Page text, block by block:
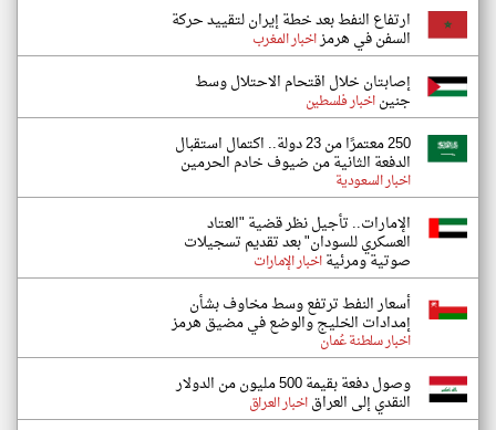
ارتفاع النفط بعد خطة إيران لتقييد حركة
السفن في هرمزاخبار المغرب
إصابتان خلال اقتحام الاحتلال وسط
جنيناخبار فلسطين
250 معتمرًا من 23 دولة.. اكتمال استقبال
الدفعة الثانية من ضيوف خادم الحرمين
اخبار السعودية
الإمارات.. تأجيل نظر قضية "العتاد
العسكري للسودان" بعد تقديم تسجيلات
صوتية ومرئيةاخبار الإمارات
أسعار النفط ترتفع وسط مخاوف بشأن
إمدادات الخليج والوضع في مضيق هرمز
اخبار سلطنة عُمان
وصول دفعة بقيمة 500 مليون من الدولار
النقدي إلى العراقاخبار العراق